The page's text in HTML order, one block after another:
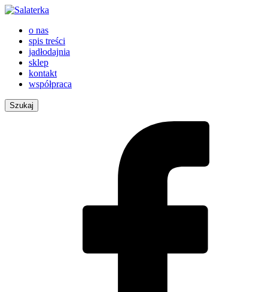
o nas
spis treści
jadłodajnia
sklep
kontakt
współpraca
Szukaj